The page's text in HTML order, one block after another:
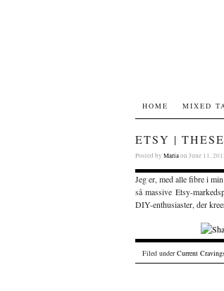
HOME MIXED
ETSY |
Posted by Mariaon June 11,
Jeg er, med alle fibre i
så massive Etsy-
DIY-enthusiaster, der
Filed underCurrent